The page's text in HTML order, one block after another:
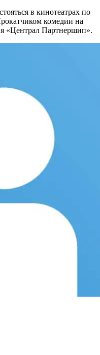
в кинотеатрах по
комедии на
«Централ Партнершип».